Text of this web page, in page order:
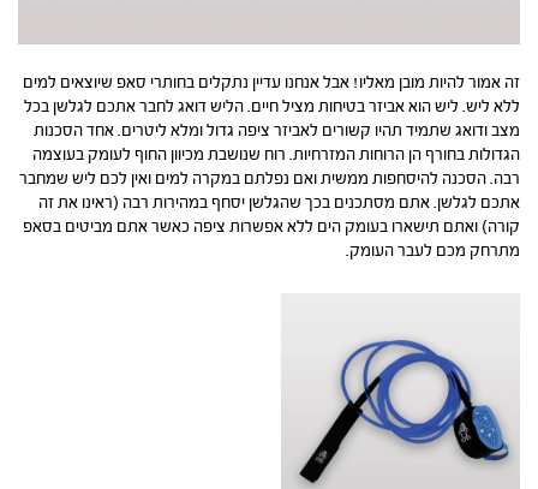
זה אמור להיות מובן מאליו! אבל אנחנו עדיין נתקלים בחותרי סאפ שיוצאים למים
ללא ליש. ליש הוא אביזר בטיחות מציל חיים. הליש דואג לחבר אתכם לגלשן בכל
מצב ודואג שתמיד תהיו קשורים לאביזר ציפה גדול ומלא ליטרים. אחד הסכנות
הגדולות בחורף הן הרוחות המזרחיות. רוח שנושבת מכיוון החוף לעומק בעוצמה
רבה. הסכנה להיסחפות ממשית ואם נפלתם במקרה למים ואין לכם ליש שמחבר
אתכם לגלשן. אתם מסתכנים בכך שהגלשן יסחף במהירות רבה (ראינו את זה
קורה) ואתם תישארו בעומק הים ללא אפשרות ציפה כאשר אתם מביטים בסאפ
מתרחק מכם לעבר העומק.